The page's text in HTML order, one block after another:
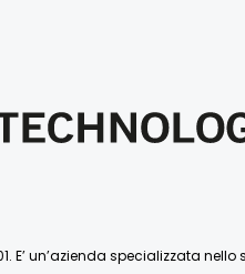
E’ un’azienda specializzata nello